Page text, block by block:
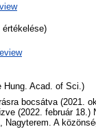
Hung. Acad. of Sci.)
bocsátva (2021.
(2022. február
Nagyterem. A